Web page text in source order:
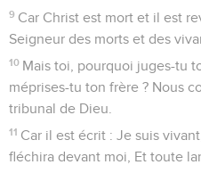
9 Car Christ est mort et il est
Seigneur des morts et des
10 Mais toi, pourquoi juges-tu
méprises-tu ton frère ? Nous
tribunal de Dieu.
11 Car il est écrit : Je suis
fléchira devant moi, Et toute